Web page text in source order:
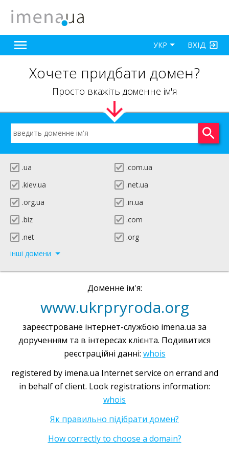
ВХІД
УКР
Хочете придбати домен?
Просто вкажіть доменне ім'я
.ua
.com.ua
.kiev.ua
.net.ua
.org.ua
.in.ua
.biz
.com
.net
.org
інші домени
Доменне ім'я:
www.ukrpryroda.org
зареєстроване інтернет-службою imena.ua за
дорученням та в інтересах клієнта. Подивитися
реєстраційні данні: whois
registered by imena.ua Internet service on errand and
in behalf of client. Look registrations information:
whois
Як правильно підібрати домен?
How correctly to choose a domain?